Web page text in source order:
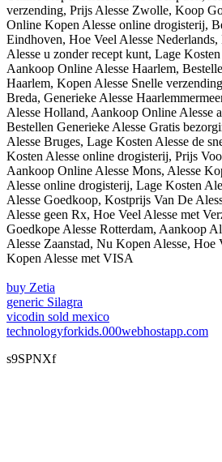
verzending, Prijs Alesse Zwolle, Koop
Online Kopen Alesse online drogisterij,
Eindhoven, Hoe Veel Alesse
Alesse u zonder recept kunt, Lage
Aankoop Online Alesse Haarlem,
Haarlem, Kopen Alesse Snelle
Breda, Generieke Alesse
Alesse Holland, Aankoop Online Alesse
Bestellen Generieke Alesse Gratis
Alesse Bruges, Lage Kosten Alesse de
Kosten Alesse online drogisterij, Prijs
Aankoop Online Alesse Mons, Alesse
Alesse online drogisterij, Lage Kosten
Alesse Goedkoop, Kostprijs Van De
Alesse geen Rx, Hoe Veel Alesse met
Goedkope Alesse Rotterdam, Aankoop
Alesse Zaanstad, Nu Kopen Alesse, Hoe
Kopen Alesse met VISA
buy Zetia
generic Silagra
vicodin sold mexico
technologyforkids.000webhostapp.com
s9SPNXf